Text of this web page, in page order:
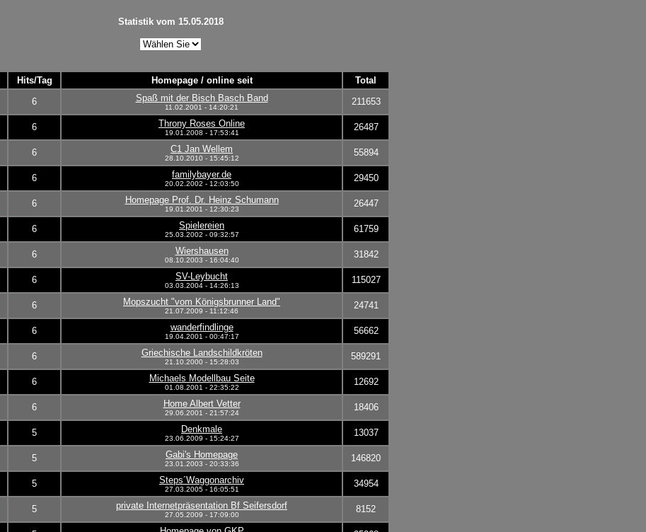
Statistik vom 15.05.2018
Hits/Tag Homepage / online seit
Total
6 Spaß mit der Bisch Basch Band
11.02.2001 - 14:20:21
211653
6 Throny Roses Online
19.01.2008 - 17:53:41
26487
6 C1 Jan Wellem
28.10.2010 - 15:45:12
55894
6 familybayer.de
20.02.2002 - 12:03:50
29450
6 Homepage Prof. Dr. Heinz Schumann
19.01.2001 - 12:30:23
26447
6 Spielereien
25.03.2002 - 09:32:57
61759
6 Wiershausen
08.10.2003 - 16:04:40
31842
6 SV-Leybucht
03.03.2004 - 14:26:13
115027
6 Mopszucht "vom Königsbrunner Land"
21.07.2009 - 11:12:46
24741
6 wanderfindlinge
19.04.2001 - 00:47:17
56662
6 Griechische Landschildkröten
21.10.2000 - 15:28:03
589291
6 Michaels Modellbau Seite
01.08.2001 - 22:35:22
12692
6 Home Albert Vetter
29.06.2001 - 21:57:24
18406
5 Denkmale
23.06.2009 - 15:24:27
13037
5 Gabi's Homepage
23.01.2003 - 20:33:36
146820
5 Steps´Waggonarchiv
27.03.2005 - 16:05:51
34954
5 private Internetpräsentation Bf Seifersdorf
27.05.2009 - 17:09:00
8152